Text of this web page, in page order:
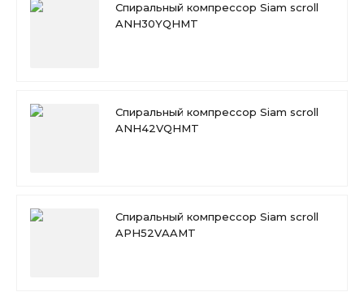
Спиральный компрессор Siam scroll
ANH30YQHMT
Спиральный компрессор Siam scroll
ANH42VQHMT
Спиральный компрессор Siam scroll
APH52VAAMT